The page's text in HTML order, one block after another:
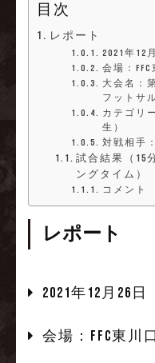
目次
レポート
2021年12
会場：FFC
大会名：
フットサ
カテゴリ
生）
対戦相手
試合結果（15
ングタイム）
コメント
レポート
2021年12月26日
会場：FFC東川口